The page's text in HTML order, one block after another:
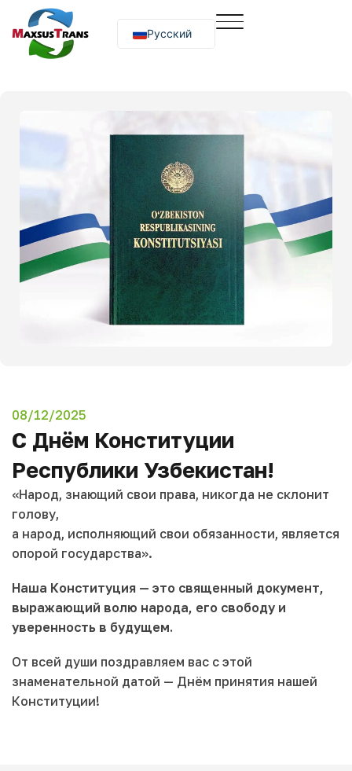
Русский
O‘zbekcha
08/12/2025
С Днём Конституции
Республики Узбекистан!
«Народ, знающий свои права, никогда не склонит
голову,
а народ, исполняющий свои обязанности, является
опорой государства».
Наша Конституция — это священный документ,
выражающий волю народа, его свободу и
уверенность в будущем.
От всей души поздравляем вас с этой
знаменательной датой — Днём принятия нашей
Конституции!